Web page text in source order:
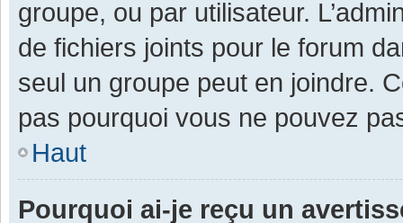
groupe, ou par utilisateur.
de fichiers joints pour le forum
seul un groupe peut en joindre.
pas pourquoi vous ne pouvez
Haut
Pourquoi ai-je reçu un